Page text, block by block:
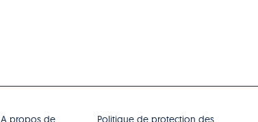
A propos de Politique de protection des